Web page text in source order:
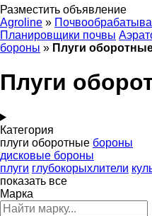
Разместить объявление
Agroline »
Планировщики почвы
бороны » Плуги
Плуги
Категория
плуги оборотные бороны
дисковые бороны
плуги глубокорыхлители
показать все
Марка